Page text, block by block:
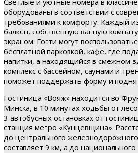
Светлые и уютные номера в
оборудованы в соответствии с
требованиями к комфорту. Каждый
балкон, собственную ванную
экраном. Гости могут
бесплатной парковкой, кафе, где
напитки, а находящийся в смежном
комплекс с бассейном, саунами и
поможет поддержать форму и
Гостиница «Вояж» находится во
Минска, в 10 минутах ходьбы от
3 автобусных остановках от
станция метро «Кунцевщина».
до центрального
составляет 9 км, а до